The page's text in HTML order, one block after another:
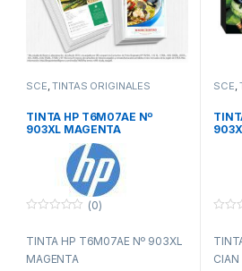
SCE,TINTAS ORIGINALES
TINTA HP T6M07AE Nº
903XL MAGENTA
u
r
(0)
TINTA HP T6M07AE Nº 903XL
MAGENTA
SCE,
u
rCIAN